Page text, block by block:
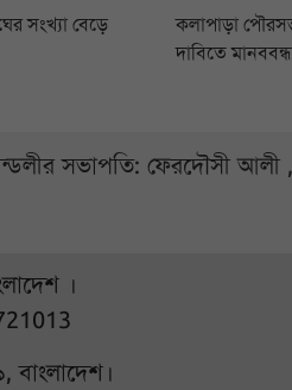
সংখ্যা বেড়ে
কলাপাড়া
দাবিতে
সভাপতি: ফেরদৌসী
।
বাংলাদেশ।